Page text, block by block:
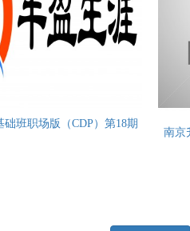
础班职场版（CDP）第18期
南京